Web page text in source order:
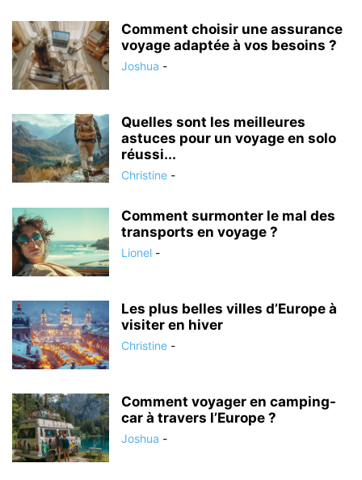
Comment choisir une assurance
voyage adaptée à vos besoins ?
Joshua -
Quelles sont les meilleures
astuces pour un voyage en solo
réussi...
Christine -
Comment surmonter le mal des
transports en voyage ?
Lionel -
Les plus belles villes d’Europe à
visiter en hiver
Christine -
Comment voyager en camping-
car à travers l’Europe ?
Joshua -